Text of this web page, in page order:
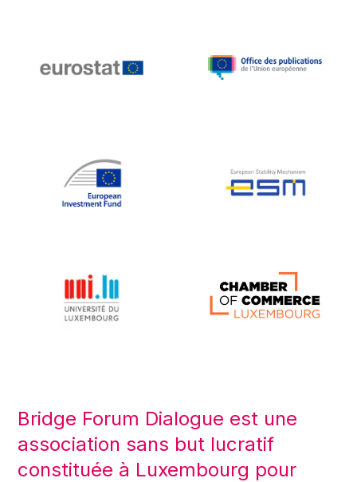
Bridge Forum Dialogue est une
association sans but lucratif
constituée à Luxembourg pour